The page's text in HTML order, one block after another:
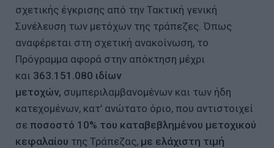
σχετικής έγκρισης από την Τακτική γενική
Συνέλευση των μετόχων της τράπεζες. Όπως
αναφέρεται στη σχετική ανακοίνωση, το
Πρόγραμμα αφορά στην απόκτηση μέχρι
και 363.151.080 ιδίων
μετοχών, συμπεριλαμβανομένων και των ήδη
κατεχομένων, κατ’ ανώτατο όριο, που αντιστοιχεί
σε ποσοστό 10% του καταβεβλημένου μετοχικού
κεφαλαίου της Τράπεζας, με ελάχιστη τιμή